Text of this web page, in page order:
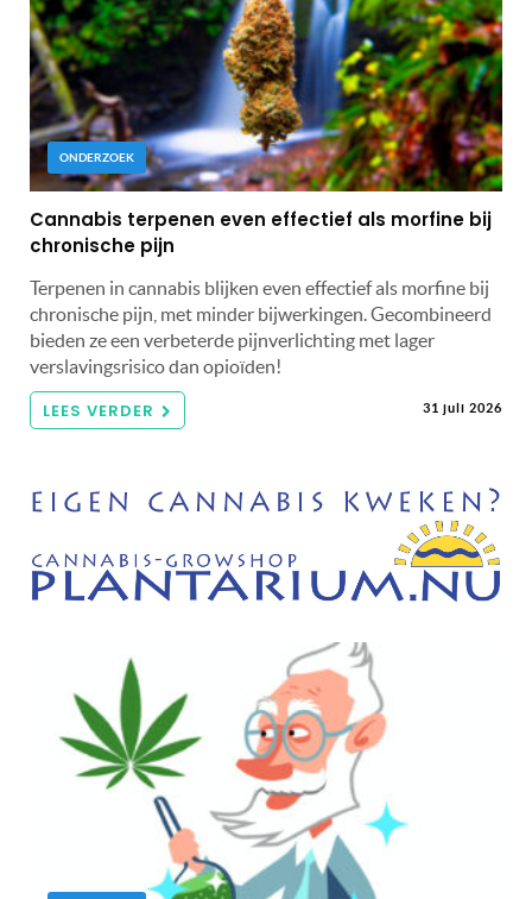
ONDERZOEK
Cannabis terpenen even effectief als morfine bij
chronische pijn
Terpenen in cannabis blijken even effectief als morfine bij
chronische pijn, met minder bijwerkingen. Gecombineerd
bieden ze een verbeterde pijnverlichting met lager
verslavingsrisico dan opioïden!
LEES VERDER 31 juli 2026